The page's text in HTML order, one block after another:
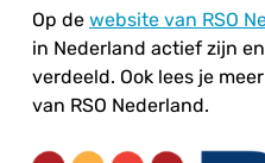
Op de website van RSO
in Nederland actief zijn
verdeeld. Ook lees je
van RSO Nederland.